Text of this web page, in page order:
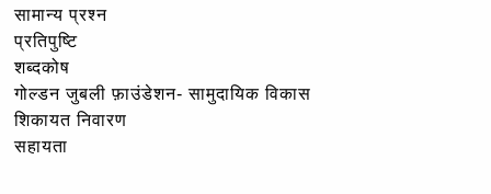
सामान्य प्रश्न
प्रतिपुष्टि
शब्दकोष
गोल्‍डन जुबली फ़ाउंडेशन- सामुदायिक विकास
शिकायत निवारण
सहायता